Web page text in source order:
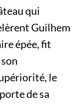
qui
Guilhem
épée, fit
le
de sa